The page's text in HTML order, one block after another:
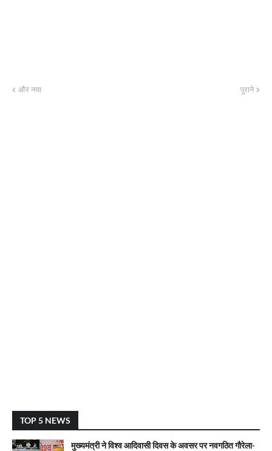
और नया पुराने
TOP 5 NEWS
मुख्यमंत्री ने विश्व आदिवासी दिवस के अवसर पर नवगठित गौरेला-